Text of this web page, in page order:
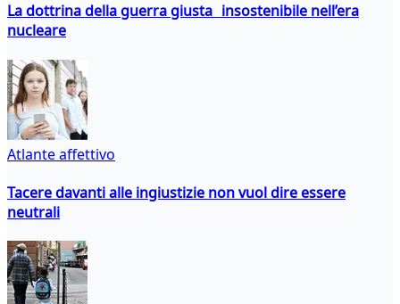
La dottrina della guerra giusta insostenibile nell’era
nucleare
Atlante affettivo
Tacere davanti alle ingiustizie non vuol dire essere
neutrali